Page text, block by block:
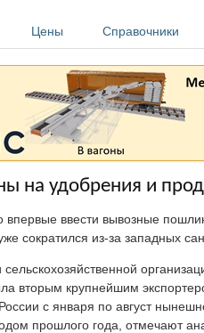
Цены Справочники
на удобрения и
ввести вывозные
сократился из-за западных
сельскохозяйственной
вторым крупнейшим
с января по август
прошлого года, отмечают